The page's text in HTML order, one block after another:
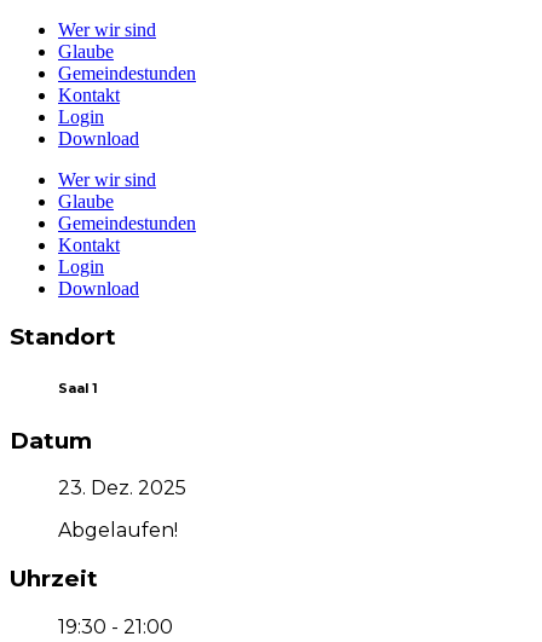
Wer wir sind
Glaube
Gemeindestunden
Kontakt
Login
Download
Wer wir sind
Glaube
Gemeindestunden
Kontakt
Login
Download
Standort
Saal 1
Datum
23. Dez. 2025
Abgelaufen!
Uhrzeit
19:30 - 21:00